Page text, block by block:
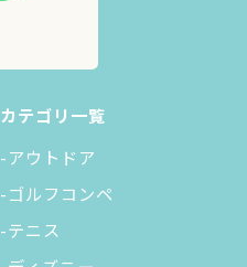
カテゴリ一覧
-アウトドア
-ゴルフコンペ
-テニス